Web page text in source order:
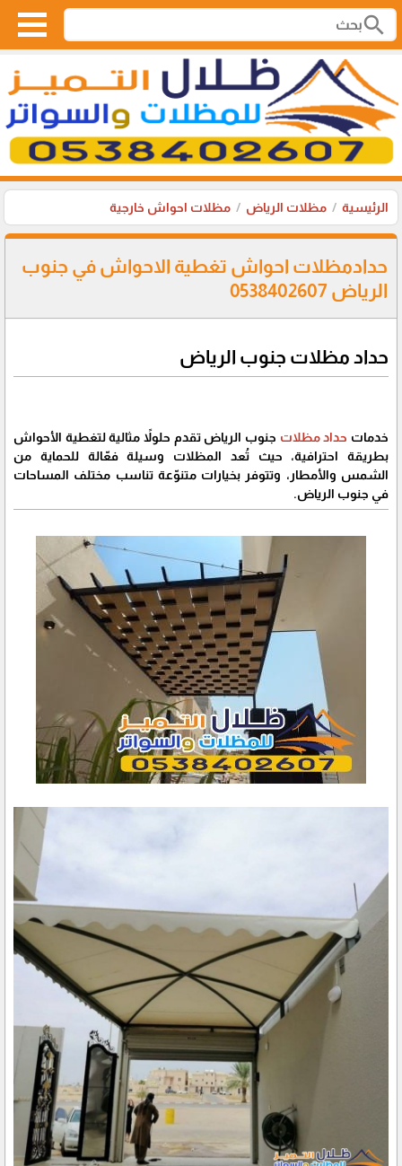
search
الرئيسية مظلات الرياض مظلات احواش خارجية
حدادمظلات احواش تغطية الاحواش في جنوب
الرياض 0538402607
حداد مظلات جنوب الرياض
خدمات حداد مظلات جنوب الرياض تقدم حلولاً مثالية لتغطية الأحواش
بطريقة احترافية، حيث تُعد المظلات وسيلة فعّالة للحماية من
الشمس والأمطار، وتتوفر بخيارات متنوّعة تناسب مختلف المساحات
في جنوب الرياض.